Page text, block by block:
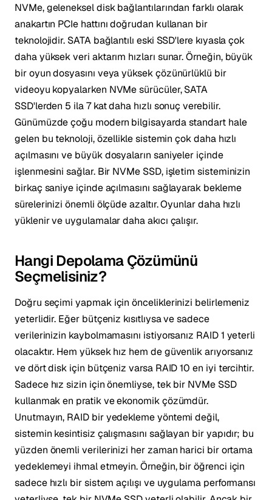
NVMe, geleneksel disk bağlantılarından farklı olarak
anakartın PCIe hattını doğrudan kullanan bir
teknolojidir. SATA bağlantılı eski SSD'lere kıyasla çok
daha yüksek veri aktarım hızları sunar. Örneğin, büyük
bir oyun dosyasını veya yüksek çözünürlüklü bir
videoyu kopyalarken NVMe sürücüler, SATA
SSD'lerden 5 ila 7 kat daha hızlı sonuç verebilir.
Günümüzde çoğu modern bilgisayarda standart hale
gelen bu teknoloji, özellikle sistemin çok daha hızlı
açılmasını ve büyük dosyaların saniyeler içinde
işlenmesini sağlar. Bir NVMe SSD, işletim sisteminizin
birkaç saniye içinde açılmasını sağlayarak bekleme
sürelerinizi önemli ölçüde azaltır. Oyunlar daha hızlı
yüklenir ve uygulamalar daha akıcı çalışır.
Hangi Depolama Çözümünü
Seçmelisiniz?
Doğru seçimi yapmak için önceliklerinizi belirlemeniz
yeterlidir. Eğer bütçeniz kısıtlıysa ve sadece
verilerinizin kaybolmamasını istiyorsanız RAID 1 yeterli
olacaktır. Hem yüksek hız hem de güvenlik arıyorsanız
ve dört disk için bütçeniz varsa RAID 10 en iyi tercihtir.
Sadece hız sizin için önemliyse, tek bir NVMe SSD
kullanmak en pratik ve ekonomik çözümdür.
Unutmayın, RAID bir yedekleme yöntemi değil,
sistemin kesintisiz çalışmasını sağlayan bir yapıdır; bu
yüzden önemli verilerinizi her zaman harici bir ortama
yedeklemeyi ihmal etmeyin. Örneğin, bir öğrenci için
sadece hızlı bir sistem açılışı ve uygulama performansı